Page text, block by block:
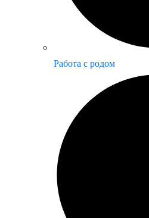
Работа с родом